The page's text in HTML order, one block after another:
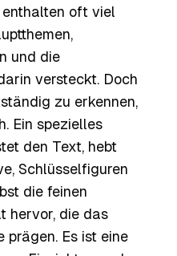
enthalten oft viel
und die
versteckt. Doch
zu erkennen,
Ein spezielles
den Text, hebt
Schlüsselfiguren
die feinen
hervor, die das
prägen. Es ist eine